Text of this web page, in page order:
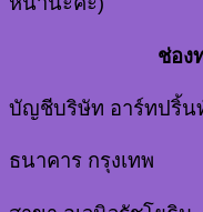
ช่อง
บัญชีบริษัท อาร์ทปริ้น
ธนาคาร กรุงเทพ